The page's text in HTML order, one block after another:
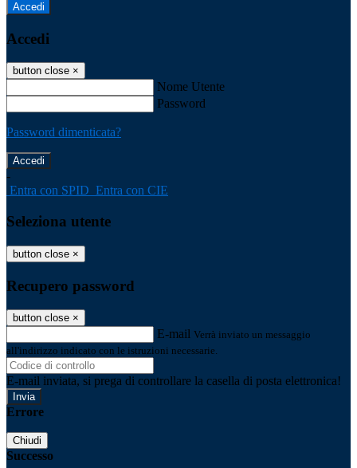
Accedi
Accedi
button close ×
Nome Utente
Password
Password dimenticata?
-
Entra con SPID Entra con CIE
Seleziona utente
button close ×
Recupero password
button close ×
E-mail Verrà inviato un messaggio
all'indirizzo indicato con le istruzioni necessarie.
E-mail inviata, si prega di controllare la casella di posta elettronica!
Errore
Chiudi
Successo